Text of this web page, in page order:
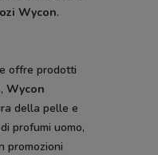
Ethos
Wycon.
offre prodotti
Wycon
della pelle e
profumi uomo,
promozioni